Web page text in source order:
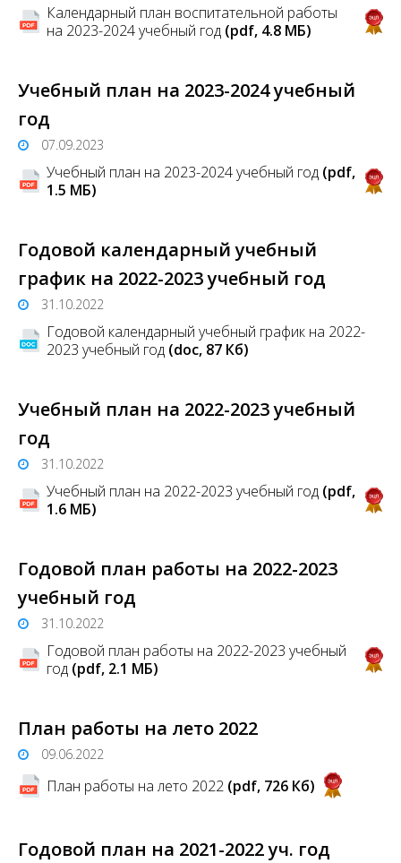
Календарный план воспитательной работы
на 2023-2024 учебный год (pdf, 4.8 MБ)
Учебный план на 2023-2024 учебный
год
07.09.2023
Учебный план на 2023-2024 учебный год (pdf,
1.5 MБ)
Годовой календарный учебный
график на 2022-2023 учебный год
31.10.2022
Годовой календарный учебный график на 2022-
2023 учебный год (doc, 87 Кб)
Учебный план на 2022-2023 учебный
год
31.10.2022
Учебный план на 2022-2023 учебный год (pdf,
1.6 MБ)
Годовой план работы на 2022-2023
учебный год
31.10.2022
Годовой план работы на 2022-2023 учебный
год (pdf, 2.1 MБ)
План работы на лето 2022
09.06.2022
План работы на лето 2022 (pdf, 726 Кб)
Годовой план на 2021-2022 уч. год